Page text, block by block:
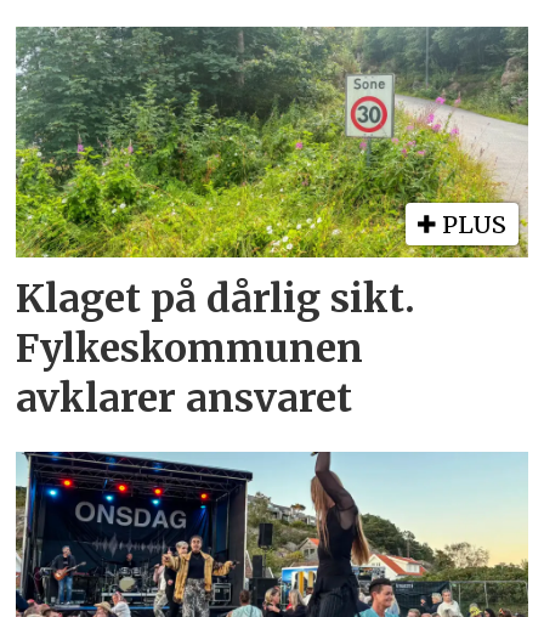
PLUS
Klaget på dårlig sikt.
Fylkeskommunen
avklarer ansvaret